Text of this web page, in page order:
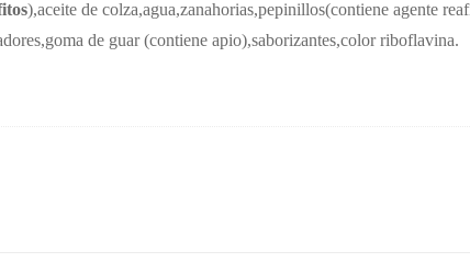
),aceite de colza,agua,zanahorias,pepinillos(contiene agente
de guar (contiene apio),saborizantes,color riboflavina.